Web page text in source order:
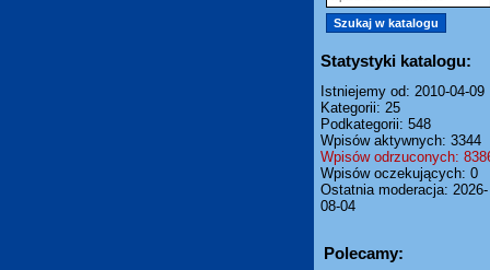
Statystyki katalogu:
Istniejemy od: 2010-04-09
Kategorii: 25
Podkategorii: 548
Wpisów aktywnych: 3344
Wpisów odrzuconych:
Wpisów oczekujących: 0
Ostatnia moderacja: 2026-
08-04
Polecamy: